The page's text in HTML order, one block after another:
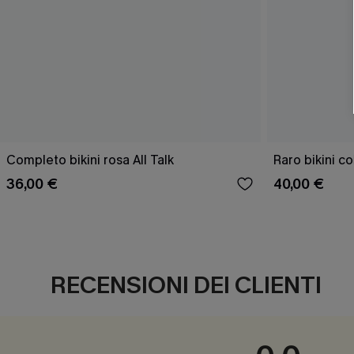
Completo bikini rosa All Talk
36,00 €
Raro bikini
40,00 €
RECENSIONI DEI CLIENTI